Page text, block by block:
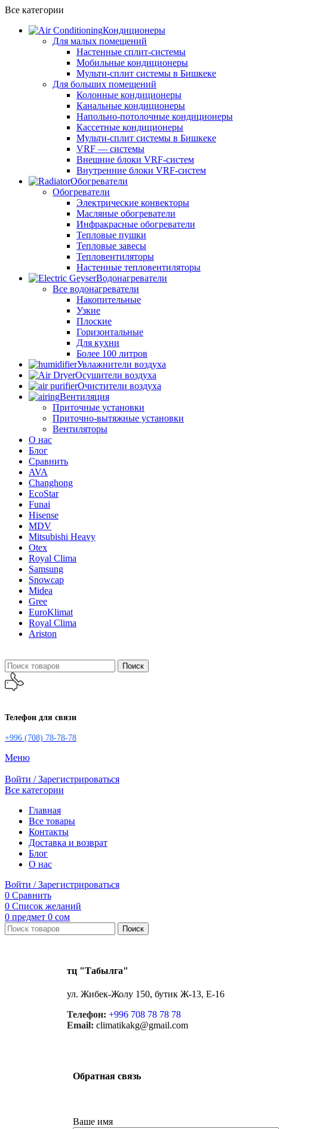
Все категории
Кондиционеры
Для малых помещений
Настенные сплит-системы
Мобильные кондиционеры
Мульти-сплит системы в Бишкеке
Для больших помещений
Колонные кондиционеры
Канальные кондиционеры
Напольно-потолочные кондиционеры
Кассетные кондиционеры
Мульти-сплит системы в Бишкеке
VRF — системы
Внешние блоки VRF-систем
Внутренние блоки VRF-систем
Обогреватели
Обогреватели
Электрические конвекторы
Масляные обогреватели
Инфракрасные обогреватели
Тепловые пушки
Тепловые завесы
Тепловентиляторы
Настенные тепловентиляторы
Водонагреватели
Все водонагреватели
Накопительные
Узкие
Плоские
Горизонтальные
Для кухни
Более 100 литров
Увлажнители воздуха
Осушители воздуха
Очистители воздуха
Вентиляция
Приточные установки
Приточно-вытяжные установки
Вентиляторы
О нас
Блог
Сравнить
AVA
Changhong
EcoStar
Funai
Hisense
MDV
Mitsubishi Heavy
Otex
Royal Clima
Samsung
Snowcap
Midea
Gree
EuroKlimat
Royal Clima
Ariston
Поиск
Телефон для связи
+996 (708) 78-78-78
Меню
Войти / Зарегистрироваться
Все категории
Главная
Все товары
Контакты
Доставка и возврат
Блог
О нас
Войти / Зарегистрироваться
0 Сравнить
0 Список желаний
0 предмет 0 сом
Поиск
тц "Табылга"
ул. Жибек-Жолу 150, бутик Ж-13, Е-16
Телефон: +996 708 78 78 78
Email: climatikakg@gmail.com
Обратная связь
Ваше имя